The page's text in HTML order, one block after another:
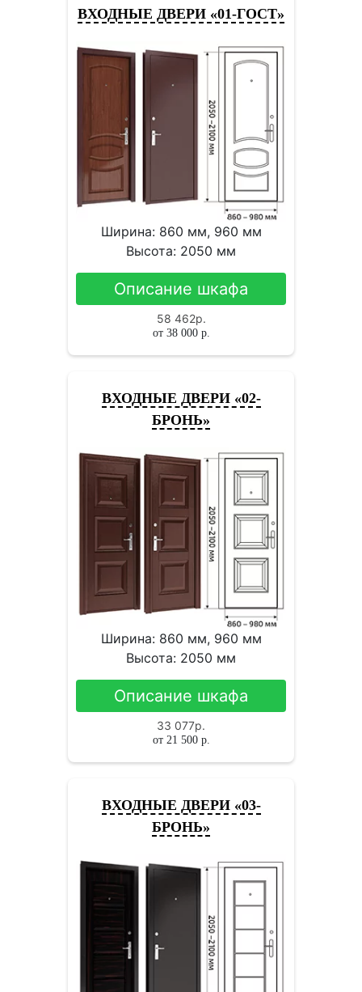
ВХОДНЫЕ ДВЕРИ «01-ГОСТ»
Ширина: 860 мм, 960 мм
Высота: 2050 мм
Описание шкафа
58 462р.
от 38 000р.
ВХОДНЫЕ ДВЕРИ «02-
БРОНЬ»
Ширина: 860 мм, 960 мм
Высота: 2050 мм
Описание шкафа
33 077р.
от 21 500р.
ВХОДНЫЕ ДВЕРИ «03-
БРОНЬ»